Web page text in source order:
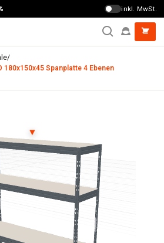
inkl. MwSt.
/
180x150x45 Spanplatte 4 Ebenen
▼